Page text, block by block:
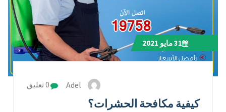
31مايو 2021
Adel
كيفية مكافحة الحشرات؟